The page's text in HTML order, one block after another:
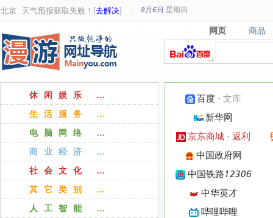
北京 天气预报获取失败！[去解决] 8月6日 星期四
网页
网页 商品
商品
百度 ·文库
新华网
京东商城 ·返利
中国政府网
中国铁路12306
中华英才
哔哩哔哩
休闲娱乐 …
生活服务 …
电脑网络 …
商业经济 …
社会文化 …
其它类别 …
人工智能 …